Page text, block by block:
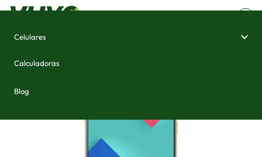
Celulares
Calculadoras
Blog